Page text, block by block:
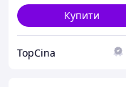
Купити
TopCina